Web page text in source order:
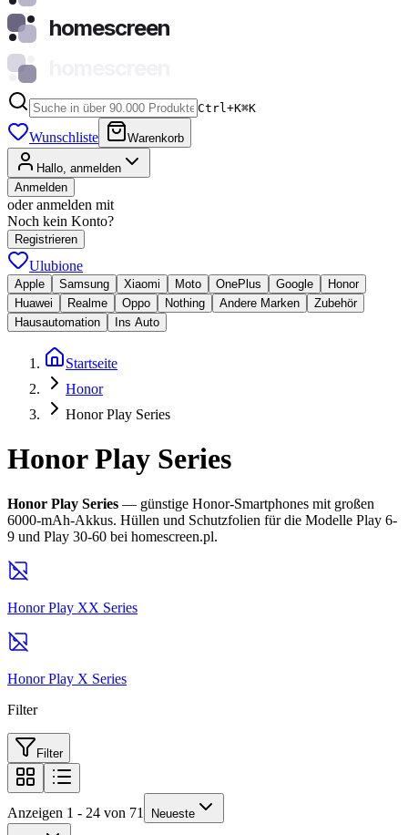
homescreen
Ctrl+K⌘K
Wunschliste Warenkorb
Hallo, anmelden
Anmelden
oder anmelden mit
Noch kein Konto?
Registrieren
Ulubione
Apple Samsung Xiaomi Moto OnePlus Google
Honor
Huawei
Realme Oppo Nothing Andere Marken
Zubehör
Hausautomation
Ins Auto
Startseite
Honor
Honor Play Series
Honor Play Series
Honor Play Series — günstige Honor-Smartphones mit großen
6000-mAh-Akkus. Hüllen und Schutzfolien für die Modelle Play 6-
9 und Play 30-60 bei homescreen.pl.
Honor Play XX Series
Honor Play X Series
Filter
Filter
Anzeigen 1 - 24 von 71 Neueste